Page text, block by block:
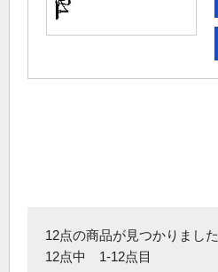
12点の商品が見つかりました
12点中 1-12点目